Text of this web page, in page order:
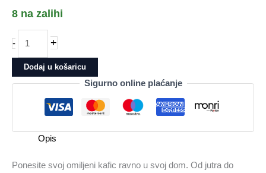
8 na zalihi
-
za
kafu
DELONGHI
+
Dodaj u košaricu
Sigurno online plaćanje
Opis
Ponesite svoj omiljeni kafic ravno u svoj dom. Od jutra do